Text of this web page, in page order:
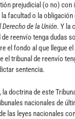
prejudicial (o no) con
facultad o la
de la Unión. Y la
reenvío tenga dudas
el fondo al que llegue
el tribunal de reenvío
sentencia.
doctrina de este
nacionales de
las leyes nacionales